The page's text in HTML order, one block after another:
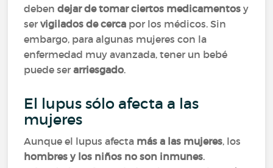
debendejar de tomar ciertos medicamentos y
servigilados de cerca por los médicos. Sin
embargo, para algunas mujeres con la
enfermedad muy avanzada, tener un bebé
puede serarriesgado.
El lupus sólo afecta a las
mujeres
Aunque el lupus afecta más a las mujeres, los
hombres y los niños no son inmunes.